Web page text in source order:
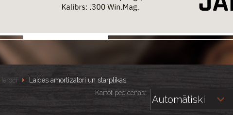
Ieroči
Laides amortizatori un starplikas
Kārtot pēc cenas::